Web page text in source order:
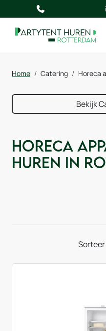
Home Catering Horeca
Bekijk
Horeca
huren in